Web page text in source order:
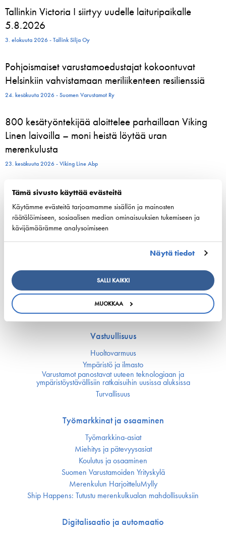
Tämä sivusto käyttää evästeitä
Käytämme evästeitä tarjoamamme sisällön ja mainosten
räätälöimiseen, sosiaalisen median ominaisuuksien tukemiseen ja
kävijämäärämme analysoimiseen
Näytä tiedot
SALLI KAIKKI
MUOKKAA
Tallinkin Victoria I siirtyy uudelle laituripaikalle
5.8.2026
3. elokuuta 2026 - Tallink Silja Oy
Pohjoismaiset varustamoedustajat kokoontuvat
Helsinkiin vahvistamaan meriliikenteen resilienssiä
24. kesäkuuta 2026 - Suomen Varustamot Ry
800 kesätyöntekijää aloittelee parhaillaan Viking
Linen laivoilla – moni heistä löytää uran
merenkulusta
23. kesäkuuta 2026 - Viking Line Abp
European shipping and aviation sectors urge EU to
channel ETS revenues into clean fuels
22. kesäkuuta 2026 - safety4sea.com
Kilpailukyky
EU:n merenkulku­politiikka
Merenkulun avainluvut
Vastuullisuus
Huoltovarmuus
Ympäristö ja ilmasto
Varustamot panostavat uuteen teknologiaan ja
ympäristöystävällisiin ratkaisuihin uusissa aluksissa
Turvallisuus
Työmarkkinat ja osaaminen
Työmarkkina-asiat
Miehitys ja pätevyys­asiat
Koulutus ja osaaminen
Suomen Varustamoiden Yrityskylä
Merenkulun HarjoitteluMylly
Ship Happens: Tutustu merenkulkualan mahdollisuuksiin
Digitalisaatio ja automaatio